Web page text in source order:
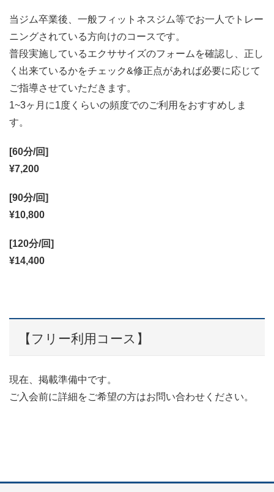
当ジム卒業後、一般フィットネスジム等でお一人でトレー
ニングされている方向けのコースです。
普段実施しているエクササイズのフォームを確認し、正し
く出来ているかをチェック&修正点があれば必要に応じて
ご指導させていただきます。
1~3ヶ月に1度くらいの頻度でのご利用をおすすめしま
す。
[60分/回]
¥7,200
[90分/回]
¥10,800
[120分/回]
¥14,400
【フリー利用コース】
現在、掲載準備中です。
ご入会前に詳細をご希望の方はお問い合わせください。